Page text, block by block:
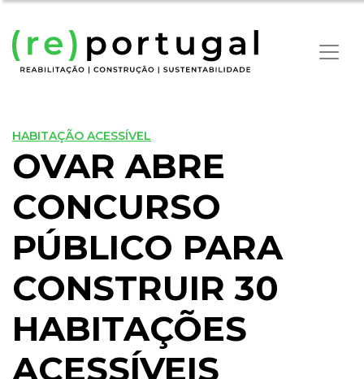
HABITAÇÃO ACESSÍVEL
OVAR ABRE
CONCURSO
PÚBLICO PARA
CONSTRUIR 30
HABITAÇÕES
ACESSÍVEIS